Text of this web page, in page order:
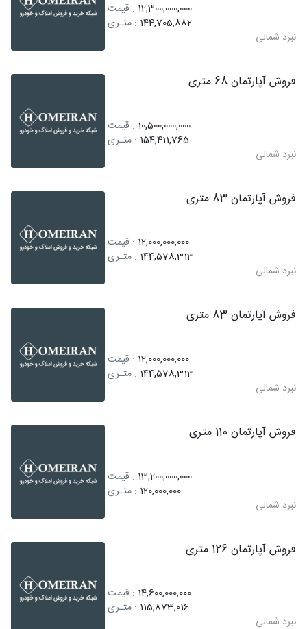
12,300,000,000 : قیمت
144,705,882 : متـری
نبرد شمالی
فروش آپارتمان 68 متری
10,500,000,000 : قیمت
154,411,765 : متـری
نبرد شمالی
فروش آپارتمان 83 متری
12,000,000,000 : قیمت
144,578,313 : متـری
نبرد شمالی
فروش آپارتمان 83 متری
12,000,000,000 : قیمت
144,578,313 : متـری
نبرد شمالی
فروش آپارتمان 110 متری
13,200,000,000 : قیمت
120,000,000 : متـری
نبرد شمالی
فروش آپارتمان 126 متری
14,600,000,000 : قیمت
115,873,016 : متـری
نبرد شمالی